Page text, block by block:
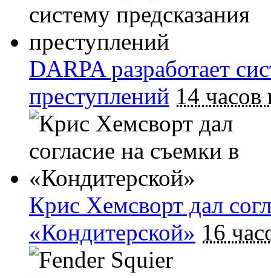
DARPA разработает
преступлений 14 часов
Крис Хемсворт дал
«Кондитерской» 16